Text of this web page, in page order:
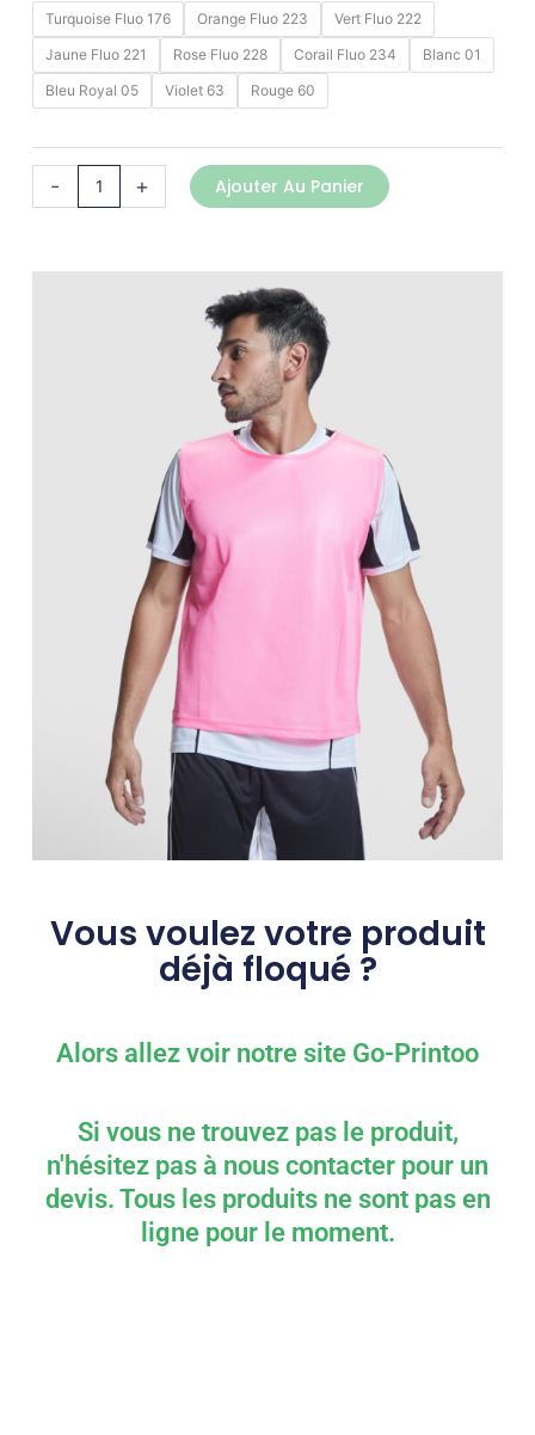
Turquoise Fluo 176 Orange Fluo 223
Vert Fluo 222
Jaune Fluo 221
Rose Fluo 228 Corail Fluo 234
Blanc 01
Bleu Royal 05
Violet 63 Rouge 60
-
ROMA
+ Ajouter Au Panier
Vous voulez votre produit
déjà floqué ?
Alors allez voir notre site Go-Printoo
Si vous ne trouvez pas le produit,
n'hésitez pas à nous contacter pour un
devis. Tous les produits ne sont pas en
ligne pour le moment.